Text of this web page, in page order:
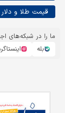
قیمت طلا و دلار
ما را در شبکه‌های
بله